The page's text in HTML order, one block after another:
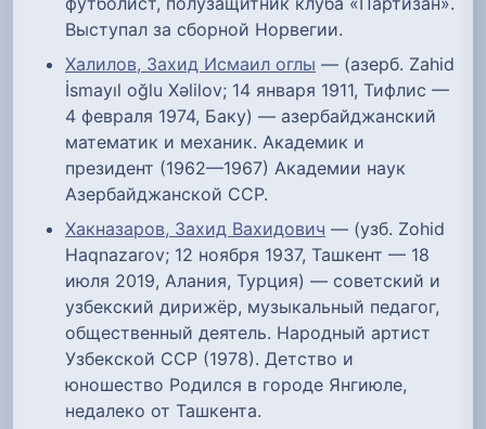
Выступал за сборной Норвегии.
Халилов, Захид Исмаил оглы — (азерб. Zahid
İsmayıl oğlu Xəlilov; 14 января 1911, Тифлис —
4 февраля 1974, Баку) — азербайджанский
математик и механик. Академик и
президент (1962—1967) Академии наук
Азербайджанской ССР.
Хакназаров, Захид Вахидович — (узб. Zohid
Haqnazarov; 12 ноября 1937, Ташкент — 18
июля 2019, Алания, Турция) — советский и
узбекский дирижёр, музыкальный педагог,
общественный деятель. Народный артист
Узбекской ССР (1978). Детство и
юношество Родился в городе Янгиюле,
недалеко от Ташкента.